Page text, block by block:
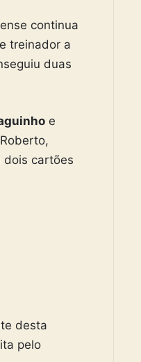
continua
treinador a
duas
e
dois cartões
desta
pelo